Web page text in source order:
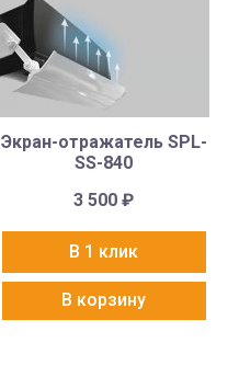
Экран-отражатель SPL-
SS-840
3 500₽
В 1 клик
В корзину